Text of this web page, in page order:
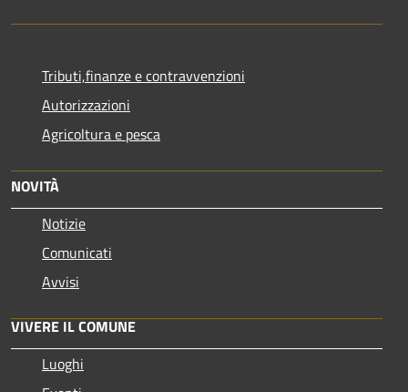
Tributi,finanze e contravvenzioni
Autorizzazioni
Agricoltura e pesca
NOVITÀ
Notizie
Comunicati
Avvisi
VIVERE IL COMUNE
Luoghi